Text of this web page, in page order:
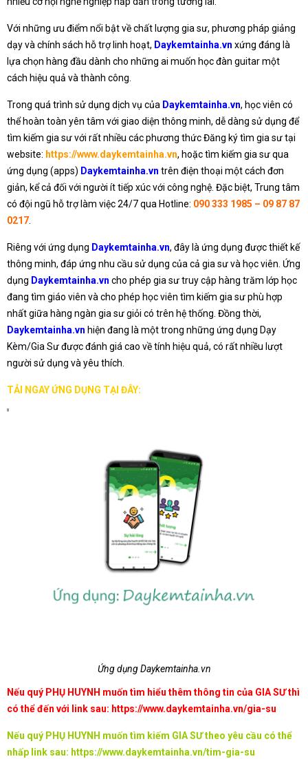
Với những ưu điểm nổi bật về chất lượng gia sư, phương pháp giảng
dạy và chính sách hỗ trợ linh hoạt, Daykemtainha.vn xứng đáng là
lựa chọn hàng đầu dành cho những ai muốn học đàn guitar một
cách hiệu quả và thành công.
Trong quá trình sử dụng dịch vụ của Daykemtainha.vn, học viên có
thể hoàn toàn yên tâm với giao diện thông minh, dễ dàng sử dụng để
tìm kiếm gia sư với rất nhiều các phương thức Đăng ký tìm gia sư tại
website: https://www.daykemtainha.vn, hoặc tìm kiếm gia sư qua
ứng dụng (apps) Daykemtainha.vn trên điện thoại một cách đơn
giản, kể cả đối với người ít tiếp xúc với công nghệ. Đặc biệt, Trung tâm
có đội ngũ hỗ trợ làm việc 24/7 qua Hotline: 090 333 1985 – 09 87 87
0217
Riêng với ứng dụng Daykemtainha.vn, đây là ứng dụng được thiết kế
thông minh, đáp ứng nhu cầu sử dụng của cả gia sư và học viên. Ứng
dụng Daykemtainha.vn cho phép gia sư truy cập hàng trăm lớp học
đang tìm giáo viên và cho phép học viên tìm kiếm gia sư phù hợp
nhất giữa hàng ngàn gia sư giỏi có trên hệ thống. Đồng thời,
Daykemtainha.vn hiện đang là một trong những ứng dụng Dạy
Kèm/Gia Sư được đánh giá cao về tính hiệu quả, có rất nhiều lượt
người sử dụng và yêu thích.
TẢI NGAY ỨNG DỤNG TẠI ĐÂY:
Ứng dụng Daykemtainha.vn
Nếu quý PHỤ HUYNH muốn tìm hiểu thêm thông tin của GIA SƯ thì
có thể đến với link sau: https://www.daykemtainha.vn/gia-su
Nếu quý PHỤ HUYNH muốn tìm kiếm GIA SƯ theo yêu cầu có thể
nhấp link sau: https://www.daykemtainha.vn/tim-gia-su